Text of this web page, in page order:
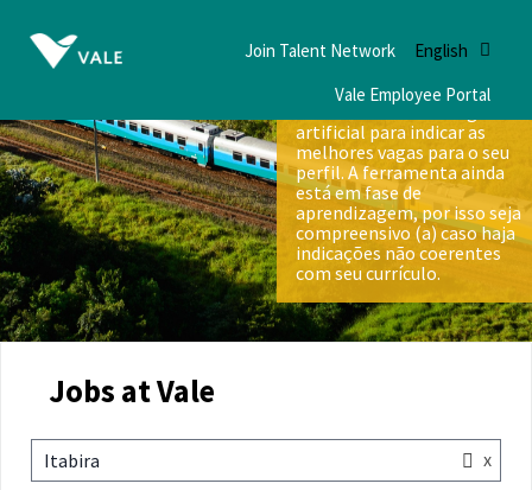
English
Join Talent Network
Vale Employee Portal
Nós utilizamos inteligência
artificial para indicar as
melhores vagas para o seu
perfil. A ferramenta ainda
está em fase de
aprendizagem, por isso seja
compreensivo (a) caso haja
indicações não coerentes
com seu currículo.
Jobs at Vale
Itabira x